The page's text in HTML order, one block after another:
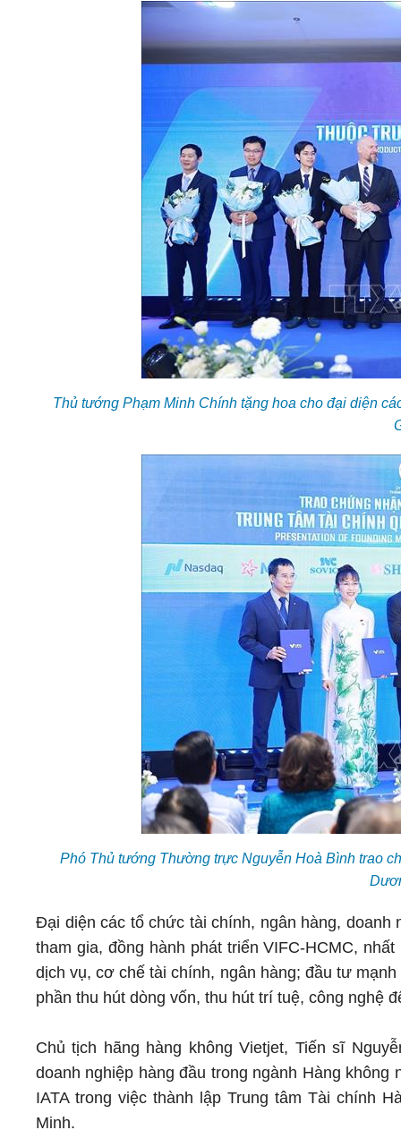
Thủ tướng Phạm Minh Chính tặng hoa cho đại diện
Phó Thủ tướng Thường trực Nguyễn Hoà Bình trao
Đại diện các tổ chức tài chính, ngân hàng,
tham gia, đồng hành phát triển VIFC-HCMC,
dịch vụ, cơ chế tài chính, ngân hàng; đầu tư
phần thu hút dòng vốn, thu hút trí tuệ, công nghệ
Chủ tịch hãng hàng không Vietjet, Tiến sĩ
doanh nghiệp hàng đầu trong ngành Hàng
IATA trong việc thành lập Trung tâm Tài chính
Minh.